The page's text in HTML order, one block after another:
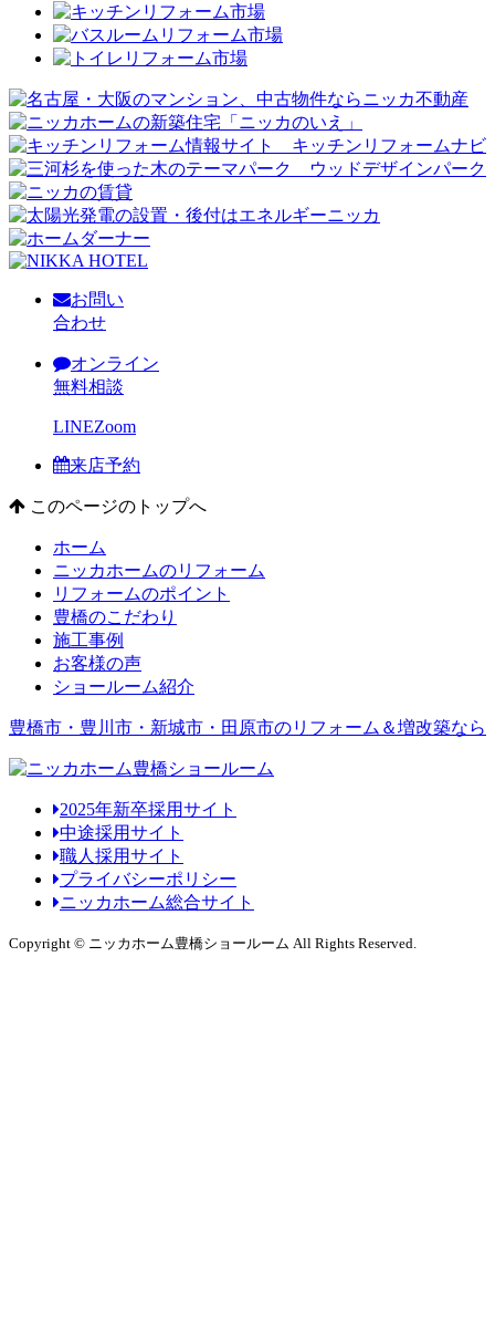
お問い
合わせ
オンライン
無料相談
LINEZoom
来店予約
このページのトップへ
ホーム
ニッカホームのリフォーム
リフォームのポイント
豊橋のこだわり
施工事例
お客様の声
ショールーム紹介
豊橋市・豊川市・新城市・田原市のリフォーム＆増改築なら
2025年新卒採用サイト
中途採用サイト
職人採用サイト
プライバシーポリシー
ニッカホーム総合サイト
Copyright © ニッカホーム豊橋ショールーム All Rights Reserved.